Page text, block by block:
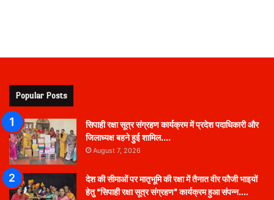
Popular Posts
सिपाही रक्षा सूत्र संग्रहण कार्यक्रम में प्रदेश पदाधिकारी और
जिलाध्यक्ष बहने हुई शामिल….
August 7, 2026
देश की सीमाओं पर मातृभूमि की रक्षा में तैनात वीर फौजी भाइयों
हेतु “सिपाही रक्षा सूत्र संग्रहण” कार्यक्रम हुआ संपन्न….